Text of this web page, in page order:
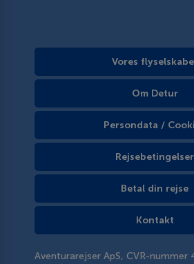
Vores
Om Detur
Persondata /
Rejsebetingelser
Betal din rejse
Kontakt
Aventurarejser ApS, CVR-